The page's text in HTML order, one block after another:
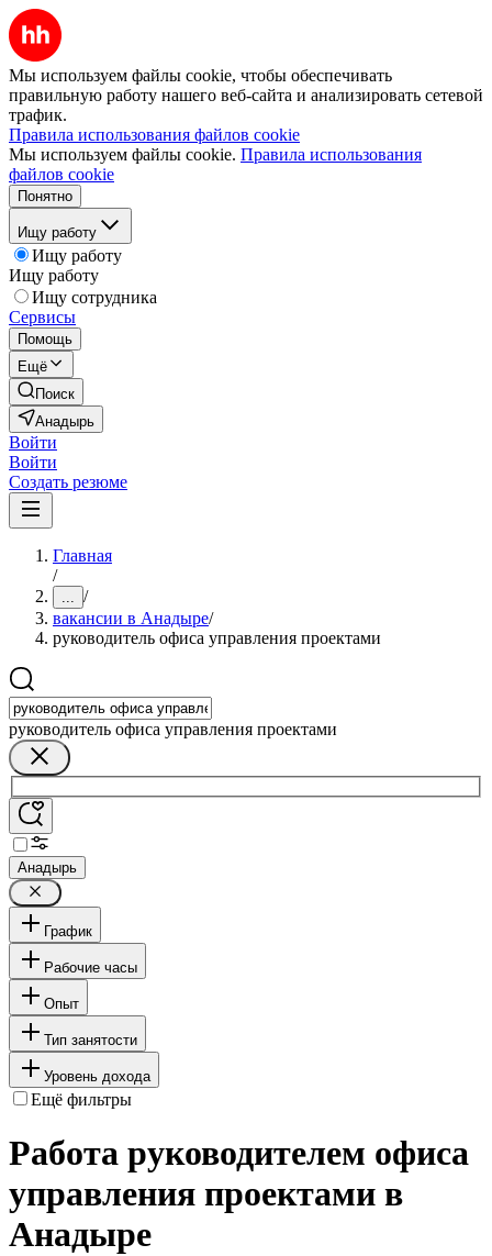
Мы используем файлы cookie, чтобы обеспечивать
правильную работу нашего веб-сайта и анализировать сетевой
трафик.
Правила использования файлов cookie
Мы используем файлы cookie. Правила использования
файлов cookie
Понятно
Ищу работу
Ищу работу
Ищу работу
Ищу сотрудника
Сервисы
Помощь
Ещё
Поиск
Анадырь
Войти
Войти
Создать резюме
Главная
/
... /
вакансии в Анадыре/
руководитель офиса управления проектами
руководитель офиса управления проектами
Анадырь
График
Рабочие часы
Опыт
Тип занятости
Уровень дохода
Ещё фильтры
Работа руководителем офиса
управления проектами в
Анадыре